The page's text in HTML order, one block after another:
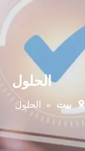
الحلول
بيت » الحلول